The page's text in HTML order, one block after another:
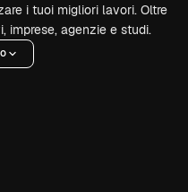
i tuoi migliori lavori. Oltre
imprese, agenzie e studi.